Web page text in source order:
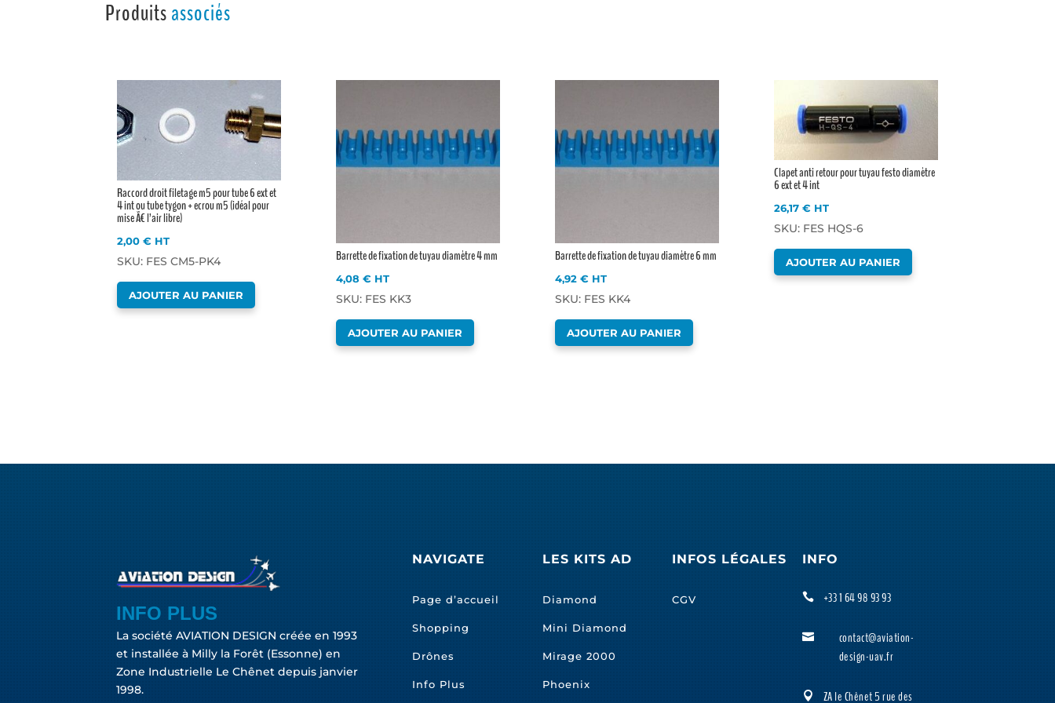
Produitsassociés
Raccord droit filetage m5 pour tube 6 ext et
4 int ou tube tygon + ecrou m5 (idéal pour
mise Ã€ l’air libre)
2,00€ HT
SKU: FES CM5-PK4
AJOUTER AU PANIER
Barrette de fixation de tuyau diamètre 4 mm
4,08€ HT
SKU: FES KK3
AJOUTER AU PANIER
Barrette de fixation de tuyau diamètre 6 mm
4,92€ HT
SKU: FES KK4
AJOUTER AU PANIER
Clapet anti retour pour tuyau festo diamètre
6 ext et 4 int
26,17€ HT
SKU: FES HQS-6
AJOUTER AU PANIER
INFO PLUS
La société AVIATION DESIGN créée en 1993
et installée à Milly la Forêt (Essonne) en
Zone Industrielle Le Chênet depuis janvier
1998.
NAVIGATE
Page d’accueil
Shopping
Drônes
Info Plus
LES KITS AD
Diamond
Mini Diamond
Mirage 2000
Phoenix
INFOS LÉGALES
CGV
INFO
 +33 1 64 98 93 93

contact@aviation-
design-uav.fr
 ZA le Chênet 5 rue des